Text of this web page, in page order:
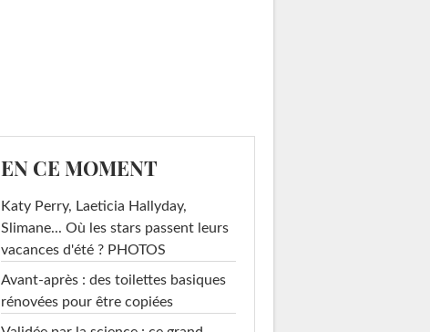
EN CE MOMENT
Katy Perry, Laeticia Hallyday,
Slimane... Où les stars passent leurs
vacances d'été ? PHOTOS
Avant-après : des toilettes basiques
rénovées pour être copiées